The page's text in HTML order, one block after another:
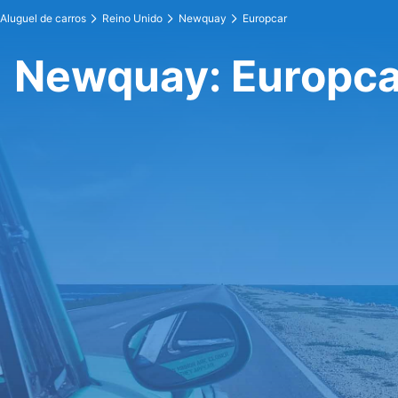
Aluguel de carros Reino Unido Newquay Europcar
Newquay: